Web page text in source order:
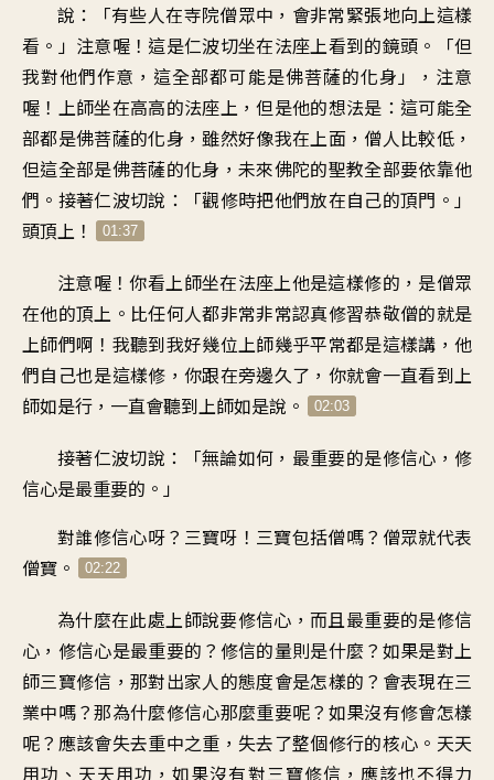
說：「有些人在寺院僧眾中 ， 會非常緊張地向上這樣
看 。」 注意喔！這是仁波切坐在法座上看到的鏡頭 。「但
我對他們作意 ， 這全部都可能是佛菩薩的化身」， 注意
喔 ！ 上師坐在高高的法座上 ，但是他的想法是 ： 這可能全
部都是佛菩薩的化身 ，雖然好像我在上面 ， 僧人比較低 ，
但這全部是佛菩薩的化身 ，未來佛陀的聖教全部要依靠他
們 。 接著仁波切說 ：「觀修時把他們放在自己的頂門。」
頭頂上 ！ 01:37
注意喔 ！你看上師坐在法座上他是這樣修的 ， 是僧眾
在他的頂上 。 比任何人都非常非常認真修習恭敬僧的就是
上師們啊 ！ 我聽到我好幾位上師幾乎平常都是這樣講 ，他
們自己也是這樣修 ，你跟在旁邊久了 ， 你就會一直看到上
師如是行 ， 一直會聽到上師如是說 。 02:03
接著仁波切說 ：「無論如何 ， 最重要的是修信心 ，修
信心是最重要的 。」
對誰修信心呀？ 三寶呀 ！ 三寶包括僧嗎？ 僧眾就代表
僧寶 。 02:22
為什麼在此處上師說要修信心 ，而且最重要的是修信
心 ， 修信心是最重要的 ？ 修信的量則是什麼？ 如果是對上
師三寶修信 ，那對出家人的態度會是怎樣的 ？ 會表現在三
業中嗎？那為什麼修信心那麼重要呢？ 如果沒有修會怎樣
呢？ 應該會失去重中之重 ，失去了整個修行的核心 。 天天
用功、天天用功 ，如果沒有對三寶修信 ， 應該也不得力